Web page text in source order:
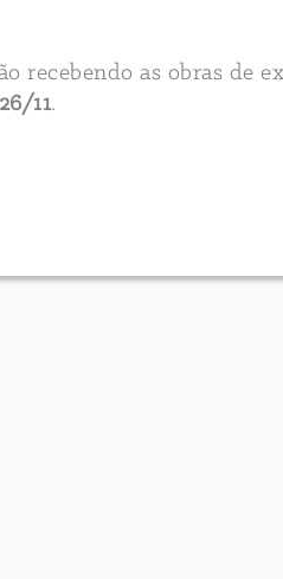
recebendo as obras de
26/11.